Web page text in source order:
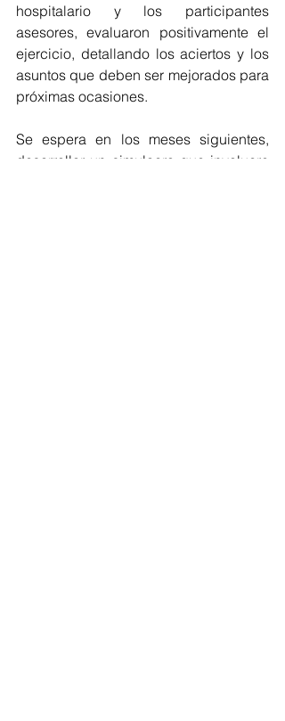
hospitalario y los participantes
asesores, evaluaron positivamente el
ejercicio, detallando los aciertos y los
asuntos que deben ser mejorados para
próximas ocasiones.
Se espera en los meses siguientes,
desarrollar un simulacro que involucre